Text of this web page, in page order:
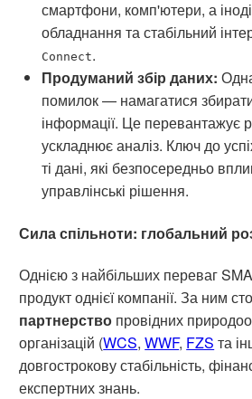
смартфони, комп'ютери, а
обладнання та стабільний
Connect.
Продуманий збір даних:
помилок — намагатися
інформації. Це перевантажує
ускладнює аналіз. Ключ до
ті дані, які безпосередньо
управлінські рішення.
Сила спільноти: глобальний
Однією з найбільших переваг
продукт однієї компанії. За ним
партнерство провідних
організацій (WCS,WWF, FZS та
довгострокову стабільність,
експертних знань.